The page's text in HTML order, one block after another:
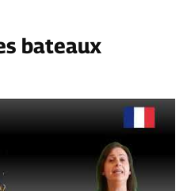
bateaux